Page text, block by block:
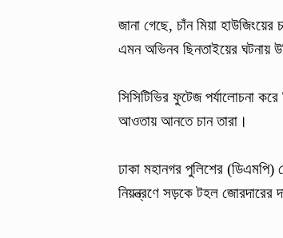
জানা গেছে, চাঁন মিয়া
এমন অভিনব ছিনতাইয়ের ঘটনায়
সিসিটিভির ফুটেজ পর্যালোচনা
আওতায় আনতে চান তারা।
ঢাকা মহানগর পুলিশের
নিয়ন্ত্রণে সড়কে টহল জোরদারের